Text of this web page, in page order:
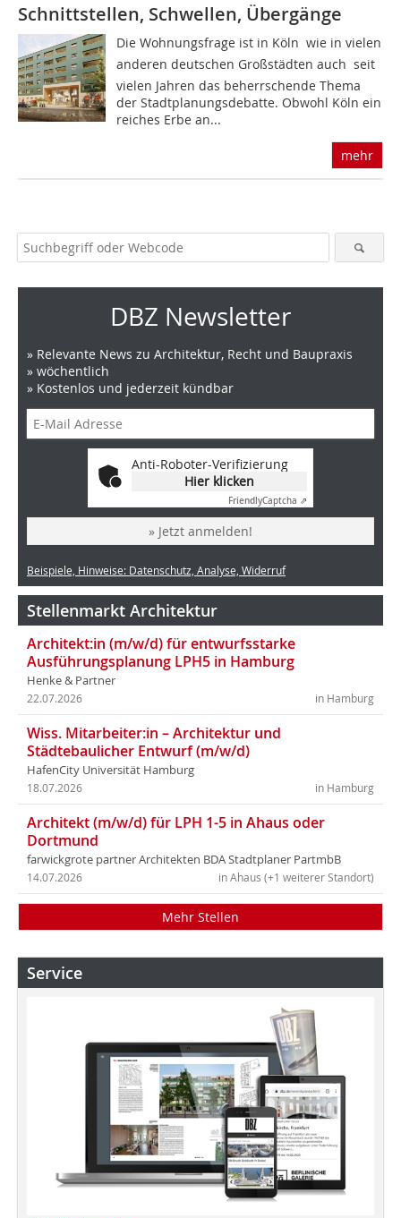
Schnittstellen, Schwellen, Übergänge
Die Wohnungsfrage ist in Köln  wie in vielen
anderen deutschen Großstädten auch  seit
vielen Jahren das beherrschende Thema
der Stadtplanungsdebatte. Obwohl Köln ein
reiches Erbe an...
mehr
DBZ Newsletter
» Relevante News zu Architektur, Recht und Baupraxis
» wöchentlich
» Kostenlos und jederzeit kündbar
Anti-Roboter-Verifizierung
Hier klicken
FriendlyCaptcha ⇗
» Jetzt anmelden!
Beispiele, Hinweise: Datenschutz, Analyse, Widerruf
Stellenmarkt Architektur
Architekt:in (m/w/d) für entwurfsstarke
Ausführungsplanung LPH5 in Hamburg
Henke & Partner
in Hamburg
22.07.2026
Wiss. Mitarbeiter:in – Architektur und
Städtebaulicher Entwurf (m/w/d)
HafenCity Universität Hamburg
in Hamburg
18.07.2026
Architekt (m/w/d) für LPH 1-5 in Ahaus oder
Dortmund
farwickgrote partner Architekten BDA Stadtplaner PartmbB
in Ahaus (+1 weiterer Standort)
14.07.2026
Mehr Stellen
Service